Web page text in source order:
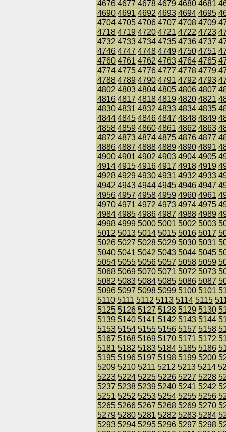
4676 4677 4678 4679 4680 4681
4690 4691 4692 4693 4694 4695
4704 4705 4706 4707 4708 4709
4718 4719 4720 4721 4722 4723
4732 4733 4734 4735 4736 4737
4746 4747 4748 4749 4750 4751
4760 4761 4762 4763 4764 4765
4774 4775 4776 4777 4778 4779
4788 4789 4790 4791 4792 4793
4802 4803 4804 4805 4806 4807
4816 4817 4818 4819 4820 4821
4830 4831 4832 4833 4834 4835
4844 4845 4846 4847 4848 4849
4858 4859 4860 4861 4862 4863
4872 4873 4874 4875 4876 4877
4886 4887 4888 4889 4890 4891
4900 4901 4902 4903 4904 4905
4914 4915 4916 4917 4918 4919
4928 4929 4930 4931 4932 4933
4942 4943 4944 4945 4946 4947
4956 4957 4958 4959 4960 4961
4970 4971 4972 4973 4974 4975
4984 4985 4986 4987 4988 4989
4998 4999 5000 5001 5002 5003
5012 5013 5014 5015 5016 5017
5026 5027 5028 5029 5030 5031
5040 5041 5042 5043 5044 5045
5054 5055 5056 5057 5058 5059
5068 5069 5070 5071 5072 5073
5082 5083 5084 5085 5086 5087
5096 5097 5098 5099 5100 5101
5110 5111 5112 5113 5114 5115
5125 5126 5127 5128 5129 5130
5139 5140 5141 5142 5143 5144
5153 5154 5155 5156 5157 5158
5167 5168 5169 5170 5171 5172
5181 5182 5183 5184 5185 5186
5195 5196 5197 5198 5199 5200
5209 5210 5211 5212 5213 5214
5223 5224 5225 5226 5227 5228
5237 5238 5239 5240 5241 5242
5251 5252 5253 5254 5255 5256
5265 5266 5267 5268 5269 5270
5279 5280 5281 5282 5283 5284
5293 5294 5295 5296 5297 5298